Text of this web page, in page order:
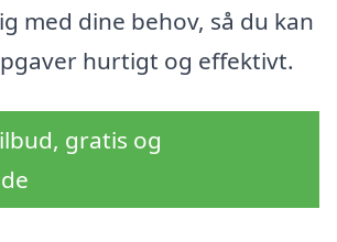
med dine behov, så du kan
hurtigt og effektivt.
gratis og